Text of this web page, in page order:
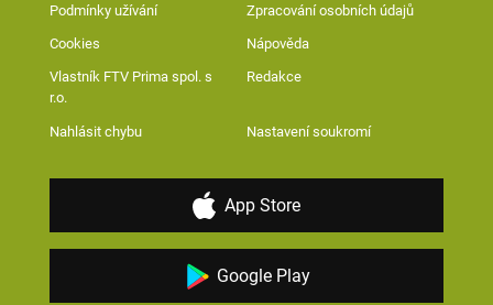
Podmínky užívání Zpracování osobních údajů
Cookies Nápověda
Vlastník FTV Prima spol. s
r.o.
Redakce
Nahlásit chybu Nastavení soukromí
App Store
Google Play